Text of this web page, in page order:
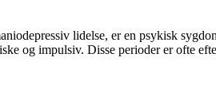
lidelse, er en psykisk
og impulsiv. Disse perioder er ofte